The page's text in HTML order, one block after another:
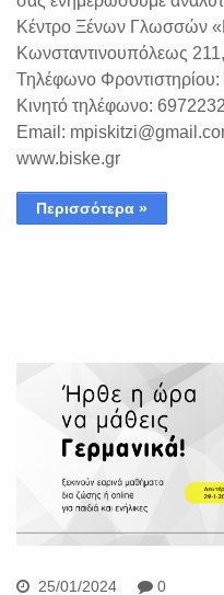
Κέντρο Ξένων Γλωσσών
Κωνσταντινουπόλεως
Τηλέφωνο
Κινητό τηλέφωνο:
Email:
www.biske.gr
Περισσότερα »
25/01/2024 0